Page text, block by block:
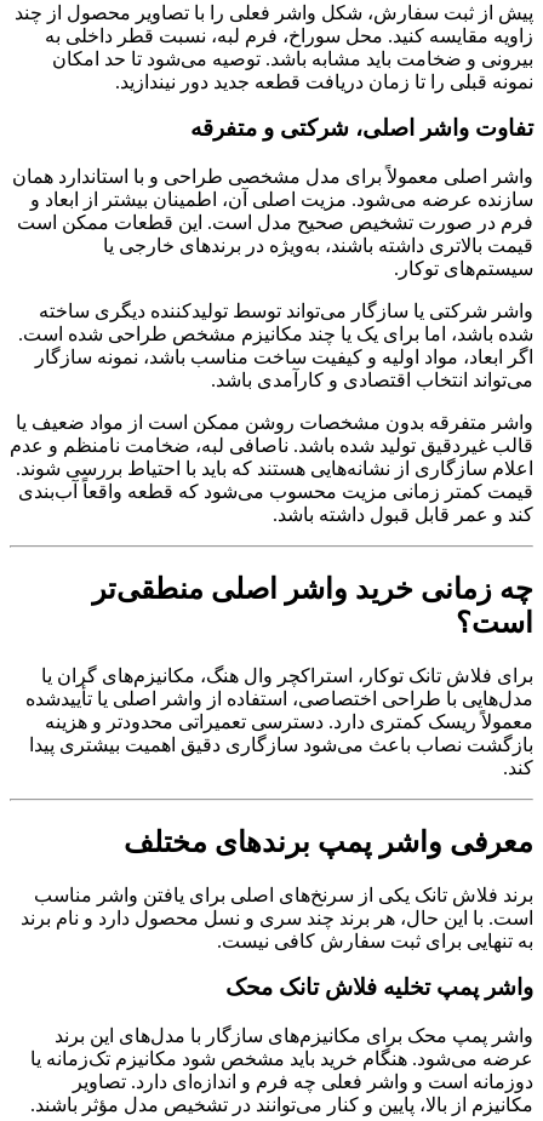
پیش از ثبت سفارش، شکل واشر فعلی را با تصاویر محصول از چند
زاویه مقایسه کنید. محل سوراخ، فرم لبه، نسبت قطر داخلی به
بیرونی و ضخامت باید مشابه باشد. توصیه می‌شود تا حد امکان
نمونه قبلی را تا زمان دریافت قطعه جدید دور نیندازید.
تفاوت واشر اصلی، شرکتی و متفرقه
واشر اصلی معمولاً برای مدل مشخصی طراحی و با استاندارد همان
سازنده عرضه می‌شود. مزیت اصلی آن، اطمینان بیشتر از ابعاد و
فرم در صورت تشخیص صحیح مدل است. این قطعات ممکن است
قیمت بالاتری داشته باشند، به‌ویژه در برندهای خارجی یا
سیستم‌های توکار.
واشر شرکتی یا سازگار می‌تواند توسط تولیدکننده دیگری ساخته
شده باشد، اما برای یک یا چند مکانیزم مشخص طراحی شده است.
اگر ابعاد، مواد اولیه و کیفیت ساخت مناسب باشد، نمونه سازگار
می‌تواند انتخاب اقتصادی و کارآمدی باشد.
واشر متفرقه بدون مشخصات روشن ممکن است از مواد ضعیف یا
قالب غیردقیق تولید شده باشد. ناصافی لبه، ضخامت نامنظم و عدم
اعلام سازگاری از نشانه‌هایی هستند که باید با احتیاط بررسی شوند.
قیمت کمتر زمانی مزیت محسوب می‌شود که قطعه واقعاً آب‌بندی
کند و عمر قابل قبول داشته باشد.
چه زمانی خرید واشر اصلی منطقی‌تر
است؟
برای فلاش تانک توکار، استراکچر وال هنگ، مکانیزم‌های گران یا
مدل‌هایی با طراحی اختصاصی، استفاده از واشر اصلی یا تأییدشده
معمولاً ریسک کمتری دارد. دسترسی تعمیراتی محدودتر و هزینه
بازگشت نصاب باعث می‌شود سازگاری دقیق اهمیت بیشتری پیدا
کند.
معرفی واشر پمپ برندهای مختلف
برند فلاش تانک یکی از سرنخ‌های اصلی برای یافتن واشر مناسب
است. با این حال، هر برند چند سری و نسل محصول دارد و نام برند
به تنهایی برای ثبت سفارش کافی نیست.
واشر پمپ تخلیه فلاش تانک محک
واشر پمپ محک برای مکانیزم‌های سازگار با مدل‌های این برند
عرضه می‌شود. هنگام خرید باید مشخص شود مکانیزم تک‌زمانه یا
دوزمانه است و واشر فعلی چه فرم و اندازه‌ای دارد. تصاویر
مکانیزم از بالا، پایین و کنار می‌توانند در تشخیص مدل مؤثر باشند.